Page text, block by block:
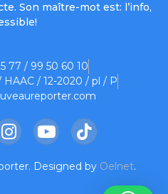
Son maître-mot est: l’info,
77 / 99 50 60 10
/ 12-2020 / pl / P
InstagramYouTubeTikTok
Designed by Oelnet.